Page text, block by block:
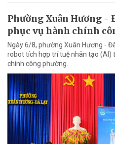
Phường Xuân Hương -
phục vụ hành chính
Ngày 6/8, phường Xuân Hương -
robot tích hợp trí tuệ nhân tạo (AI)
chính công phường.